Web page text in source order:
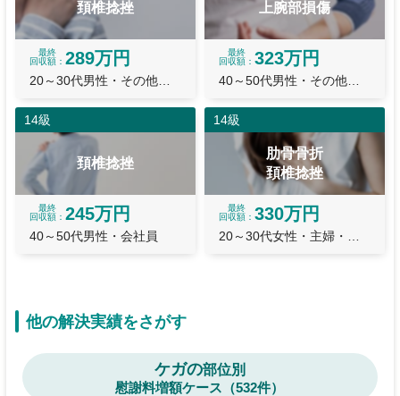
頚椎捻挫
最終
回収額
289万円
20～30代男性・その他職業
上腕部損傷
最終
回収額
323万円
14級
頚椎捻挫
最終
回収額
245万円
40～50代男性・会社員
14級
肋骨骨折
頚椎捻挫
最終
回収額
330万円
他の解決実績をさがす
ケガの部位別
慰謝料増額ケース（532件）